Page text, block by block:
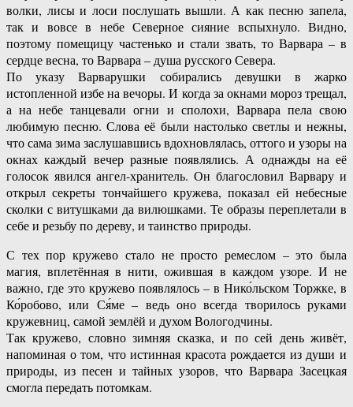
волки, лисы и лоси послушать вышли. А как песню запела,
так и вовсе в небе Северное сияние вспыхнуло. Видно,
поэтому помещицу частенько и стали звать, то Варвара – в
сердце весна, то Варвара – душа русского Севера.
По указу Варварушки собирались девушки в жарко
истопленной избе на вечоры. И когда за окнами мороз трещал,
а на небе танцевали огни и сполохи, Варвара пела свою
любимую песню. Слова её были настолько светлы и нежны,
что сама зима заслушавшись вдохновлялась, оттого и узоры на
окнах каждый вечер разные появлялись. А однажды на её
голосок явился ангел-хранитель. Он благословил Варвару и
открыл секреты тончайшего кружева, показал ей небесные
сколки с витушками да вилюшками. Те образы переплетали в
себе и резьбу по дереву, и таинство природы.
С тех пор кружево стало не просто ремеслом – это была
магия, вплетённая в нити, ожившая в каждом узоре. И не
важно, где это кружево появлялось – в Нико́льском Торжке, в
Ко́робово, или Ся́ме – ведь оно всегда творилось руками
кружевниц, самой землёй и духом Вологодчины.
Так кружево, словно зимняя сказка, и по сей день живёт,
напоминая о том, что истинная красота рождается из души и
природы, из песен и тайных узоров, что Варвара Засецкая
смогла передать потомкам.